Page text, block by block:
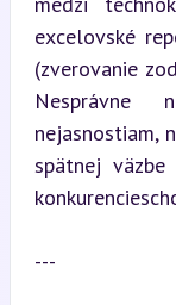
excelovské
(zverovanie
Nesprávne
nejasnostiam,
spätnej
---